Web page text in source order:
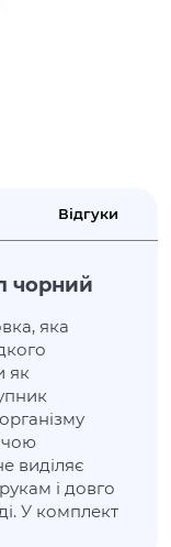
Відгуки
чорний
яка
як
виділяє
і довго
У комплект